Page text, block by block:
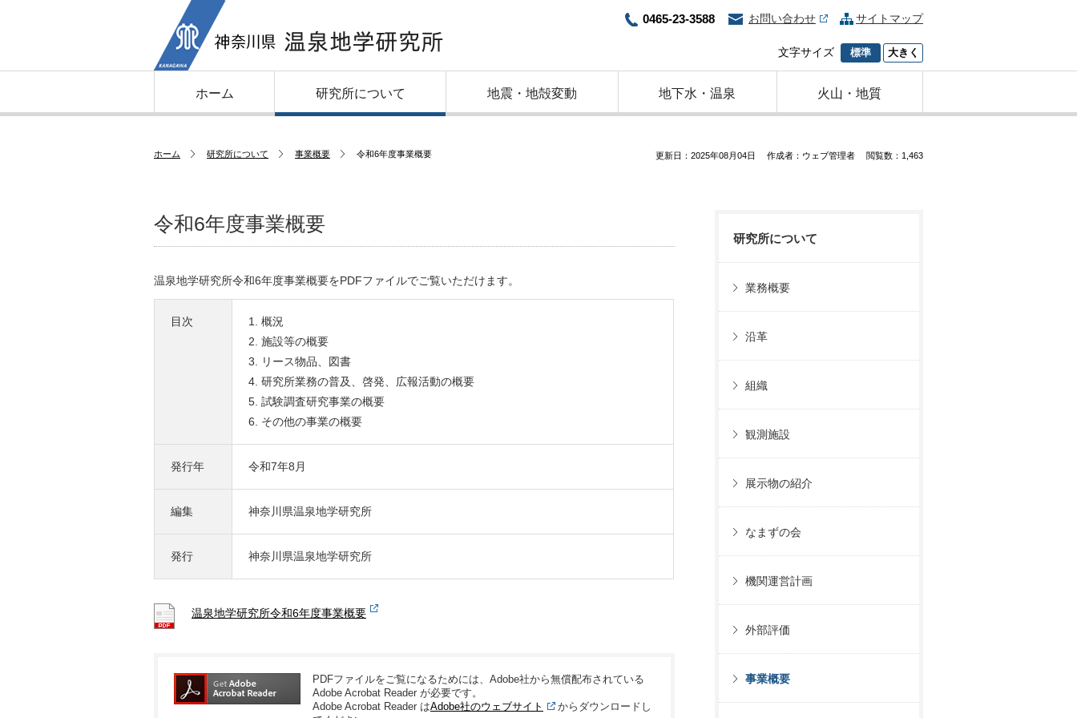
0465-23-3588 お問い合わせ サイトマップ
文字サイズ 標準 大きく
ホーム 研究所について 地震・地殻変動 地下水・温泉 火山・地質
ホーム 研究所について 事業概要 令和6年度事業概要 更新日：2025年08月04日 作成者：ウェブ管理者 閲覧数：1,463
令和6年度事業概要
温泉地学研究所令和6年度事業概要をPDFファイルでご覧いただけます。
目次
概況
施設等の概要
リース物品、図書
研究所業務の普及、啓発、広報活動の概要
試験調査研究事業の概要
その他の事業の概要
発行年 令和7年8月
編集 神奈川県温泉地学研究所
発行 神奈川県温泉地学研究所
温泉地学研究所令和6年度事業概要
PDFファイルをご覧になるためには、Adobe社から無償配布されている
Adobe Acrobat Reader が必要です。
Adobe Acrobat Reader はAdobe社のウェブサイト
からダウンロードし
研究所について
業務概要
沿革
組織
観測施設
展示物の紹介
なまずの会
機関運営計画
外部評価
事業概要